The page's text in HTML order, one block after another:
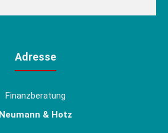
Adresse
Finanzberatung
Neumann & Hotz